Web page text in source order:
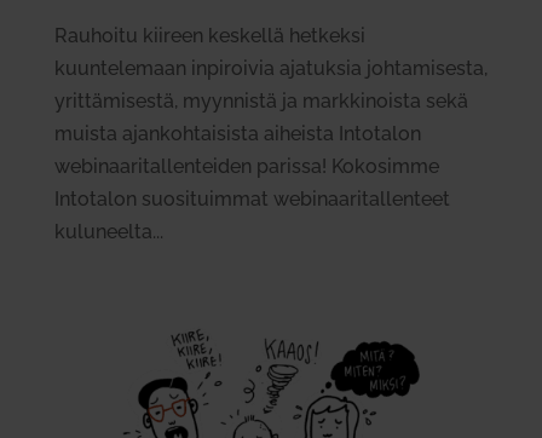
Rauhoitu kiireen keskellä hetkeksi
kuuntelemaan inpiroivia ajatuksia johtamisesta,
yrittämisestä, myynnistä ja markkinoista sekä
muista ajankohtaisista aiheista Intotalon
webinaaritallenteiden parissa! Kokosimme
Intotalon suosituimmat webinaaritallenteet
kuluneelta...